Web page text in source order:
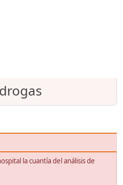
la cuantía del análisis de